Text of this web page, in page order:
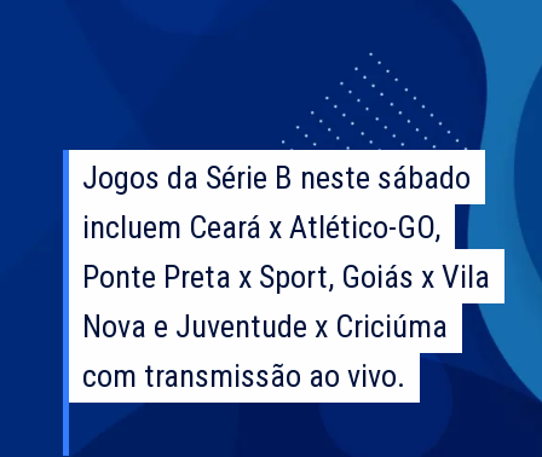
Jogos da Série B neste sábado
incluem Ceará x Atlético-GO,
Ponte Preta x Sport, Goiás x Vila
Nova e Juventude x Criciúma
com transmissão ao vivo.
Jogos da Série B neste sábado
incluem Ceará x Atlético-GO,
Ponte Preta x Sport, Goiás x Vila
Nova e Juventude x Criciúma
com transmissão ao vivo.